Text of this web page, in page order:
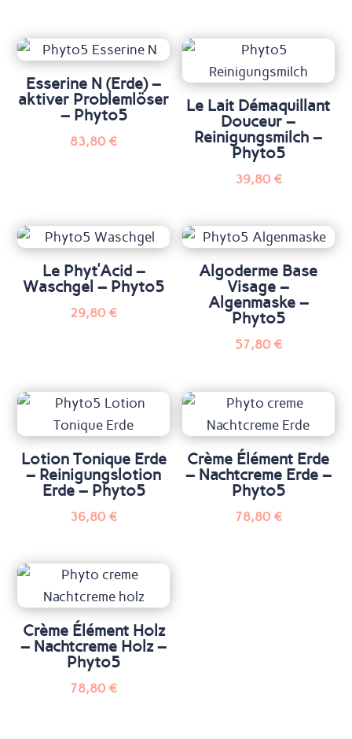
Esserine N (Erde) –
aktiver Problemlöser
– Phyto5
83,80 €
Le Lait Démaquillant
Douceur –
Reinigungsmilch –
Phyto5
39,80 €
Le Phyt’Acid –
Waschgel – Phyto5
29,80 €
Algoderme Base
Visage –
Algenmaske –
Phyto5
57,80 €
Lotion Tonique Erde
– Reinigungslotion
Erde – Phyto5
36,80 €
Crème Élément Erde
– Nachtcreme Erde –
Phyto5
78,80 €
Crème Élément Holz
– Nachtcreme Holz –
Phyto5
78,80 €